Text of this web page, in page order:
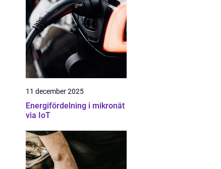
11 december 2025
Energifördelning i mikronät
via IoT